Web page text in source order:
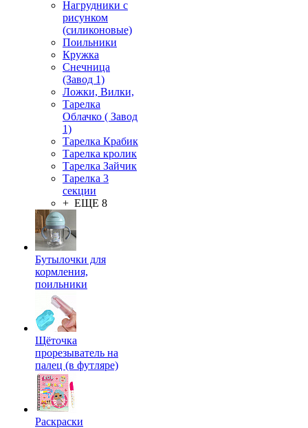
Нагрудники с
рисунком
(силиконовые)
Поильники
Кружка
Снечница
(Завод 1)
Ложки, Вилки,
Тарелка
Облачко ( Завод
1)
Тарелка Крабик
Тарелка кролик
Тарелка Зайчик
Тарелка 3
секции
+ ЕЩЕ 8
Бутылочки для
кормления,
поильники
Щёточка
прорезыватель на
палец (в футляре)
Раскраски